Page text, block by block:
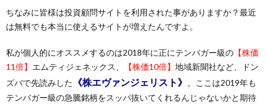
ちなみに皆様は投資顧問サイトを利用された事がありますか？最近
は無料でも本当に使えるサイトが増えたんですよ。
私が個人的にオススメするのは2018年に正にテンバガー級の 【株価
11倍】 エムティジェネックス、 【株価10倍】 地域新聞社など、ドン
ズバで先読みした 《株エヴァンジェリスト》 。ここは2019年も
テンバガー級の急騰銘柄をスッパ抜いてくれるんじゃないかと期待